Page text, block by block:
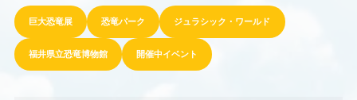
巨大恐竜展 恐竜パーク ジュラシック・ワールド
福井県立恐竜博物館 開催中イベント